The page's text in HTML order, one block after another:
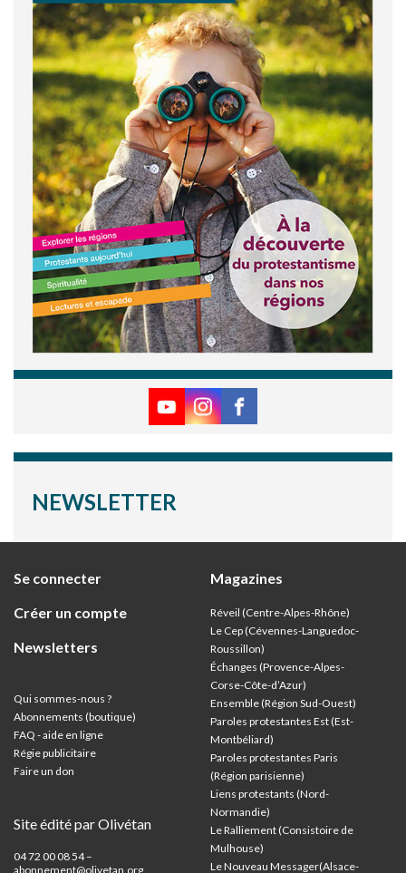
NEWSLETTER
Se connecter
Créer un compte
Newsletters
Qui sommes-nous ?
Abonnements (boutique)
FAQ - aide en ligne
Régie publicitaire
Faire un don
Site édité par Olivétan
04 72 00 08 54 –
abonnement@olivetan.org
Magazines
Réveil (Centre-Alpes-Rhône)
Le Cep (Cévennes-Languedoc-
Roussillon)
Échanges (Provence-Alpes-
Corse-Côte-d’Azur)
Ensemble (Région Sud-Ouest)
Paroles protestantes Est (Est-
Montbéliard)
Paroles protestantes Paris
(Région parisienne)
Liens protestants (Nord-
Normandie)
Le Ralliement (Consistoire de
Mulhouse)
Le Nouveau Messager(Alsace-